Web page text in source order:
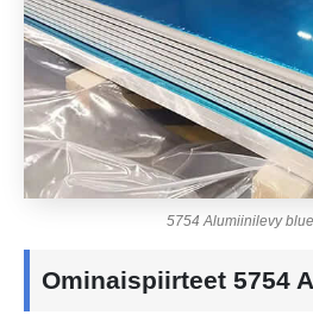
5754 Alumiinilevy
Ominaispiirteet 5754